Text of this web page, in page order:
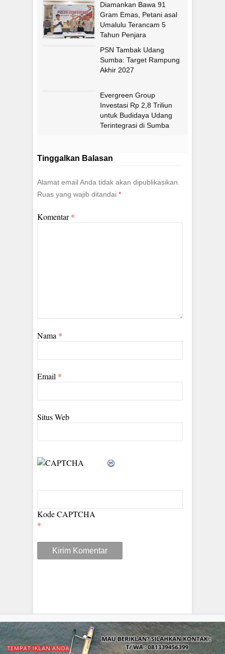
Diamankan Bawa 91
Gram Emas, Petani asal
Umalulu Terancam 5
Tahun Penjara
PSN Tambak Udang
Sumba: Target Rampung
Akhir 2027
Evergreen Group
Investasi Rp 2,8 Triliun
untuk Budidaya Udang
Terintegrasi di Sumba
Tinggalkan Balasan
Alamat email Anda tidak akan dipublikasikan.
Ruas yang wajib ditandai *
Komentar*
Nama *
Email *
Situs Web
Kode CAPTCHA
*